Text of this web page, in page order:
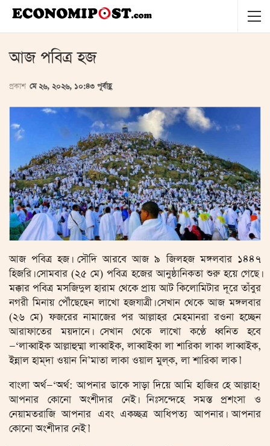
আজ পবিত্র হজ
প্রকাশ মে ২৬, ২০২৬, ১০:৪৩ পূর্বাহ্ণ
আজ পবিত্র হজ। সৌদি আরবে আজ ৯ জিলহজ মঙ্গলবার ১৪৪৭
হিজরি। সোমবার (২৫ মে) পবিত্র হজের আনুষ্ঠানিকতা শুরু হয়ে গেছে।
মক্কার পবিত্র মসজিদুল হারাম থেকে প্রায় আট কিলোমিটার দূরে তাঁবুর
নগরী মিনায় পৌঁছেছেন লাখো হজযাত্রী। সেখান থেকে আজ মঙ্গলবার
(২৬ মে) ফজরের নামাজের পর আল্লাহর মেহমানরা রওনা হচ্ছেন
আরাফাতের ময়দানে। সেখান থেকে লাখো কণ্ঠে ধ্বনিত হবে
—‘লাব্বাইক আল্লাহুম্মা লাব্বাইক, লাব্বাইকা লা শারিকা লাকা লাব্বাইক,
ইন্নাল হাম্‌দা ওয়ান নি’মাতা লাকা ওয়াল মুল্‌ক, লা শারিকা লাক।’
বাংলা অর্থ—‘অর্থ: আপনার ডাকে সাড়া দিয়ে আমি হাজির হে আল্লাহ!
আপনার কোনো অংশীদার নেই। নিঃসন্দেহে সমস্ত প্রশংসা ও
নেয়ামতরাজি আপনার এবং একচ্ছত্র আধিপত্য আপনার। আপনার
কোনো অংশীদার নেই।’